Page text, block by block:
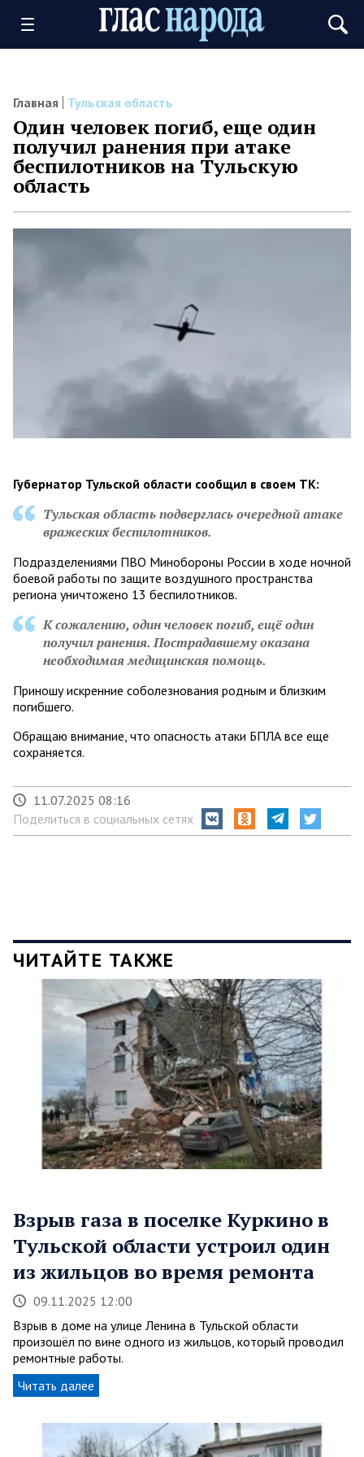
Главная Тульская область
Один человек погиб, еще один
получил ранения при атаке
беспилотников на Тульскую
область
Губернатор Тульской области сообщил в своем ТК:
Тульская область подверглась очередной атаке
вражеских беспилотников.
Подразделениями ПВО Минобороны России в ходе ночной
боевой работы по защите воздушного пространства
региона уничтожено 13 беспилотников.
К сожалению, один человек погиб, ещё один
получил ранения. Пострадавшему оказана
необходимая медицинская помощь.
Приношу искренние соболезнования родным и близким
погибшего.
Обращаю внимание, что опасность атаки БПЛА все еще
сохраняется.
11.07.2025 08:16
Поделиться в социальных сетях
ЧИТАЙТЕ ТАКЖЕ
Взрыв газа в поселке Куркино в
Тульской области устроил один
из жильцов во время ремонта
09.11.2025 12:00
Взрыв в доме на улице Ленина в Тульской области
произошёл по вине одного из жильцов, который проводил
ремонтные работы.
Читать далее